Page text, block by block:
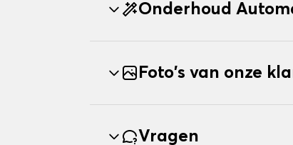
Onderhoud
Foto's van onze
Vragen